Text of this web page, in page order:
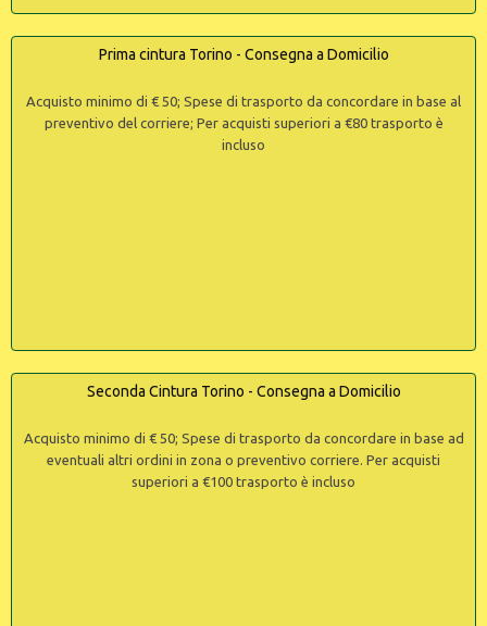
Prima cintura Torino - Consegna a Domicilio
Acquisto minimo di € 50; Spese di trasporto da concordare in base al
preventivo del corriere; Per acquisti superiori a €80 trasporto è
incluso
Seconda Cintura Torino - Consegna a Domicilio
Acquisto minimo di € 50; Spese di trasporto da concordare in base ad
eventuali altri ordini in zona o preventivo corriere. Per acquisti
superiori a €100 trasporto è incluso